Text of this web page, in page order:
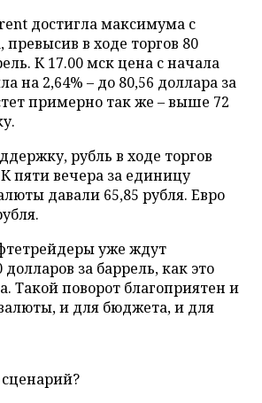
достигла максимума с
превысив в ходе торгов 80
К 17.00 мск цена с начала
на 2,64% – до 80,56 доллара за
примерно так же – выше 72
рубль в ходе торгов
пяти вечера за единицу
давали 65,85 рубля. Евро
уже ждут
за баррель, как это
Такой поворот благоприятен и
и для бюджета, и для